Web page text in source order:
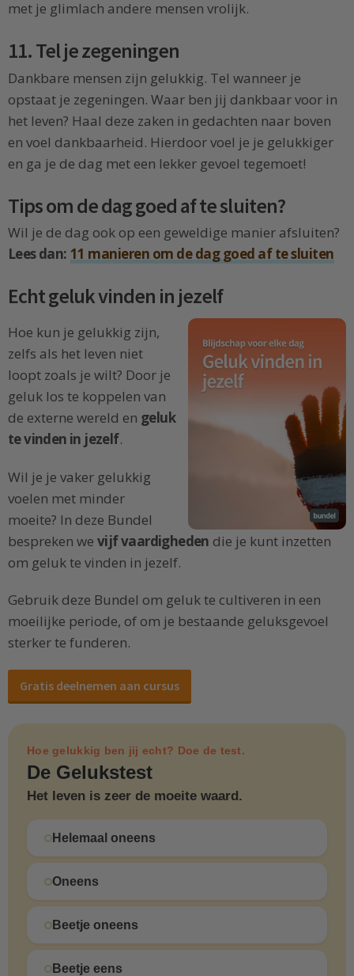
met je glimlach andere mensen vrolijk.
11. Tel je zegeningen
Dankbare mensen zijn gelukkig. Tel wanneer je
opstaat je zegeningen. Waar ben jij dankbaar voor in
het leven? Haal deze zaken in gedachten naar boven
en voel dankbaarheid. Hierdoor voel je je gelukkiger
en ga je de dag met een lekker gevoel tegemoet!
Tips om de dag goed af te sluiten?
Wil je de dag ook op een geweldige manier afsluiten?
Lees dan: 11 manieren om de dag goed af te sluiten
Echt geluk vinden in jezelf
Hoe kun je gelukkig zijn,
zelfs als het leven niet
loopt zoals je wilt? Door je
geluk los te koppelen van
de externe wereld en geluk
te vinden in jezelf.
Wil je je vaker gelukkig
voelen met minder
moeite? In deze Bundel
bespreken we vijf vaardigheden die je kunt inzetten
om geluk te vinden in jezelf.
Gebruik deze Bundel om geluk te cultiveren in een
moeilijke periode, of om je bestaande geluksgevoel
sterker te funderen.
Gratis deelnemen aan cursus
Hoe gelukkig ben jij echt? Doe de test.
De Gelukstest
Het leven is zeer de moeite waard.
Helemaal oneens
Oneens
Beetje oneens
Beetje eens